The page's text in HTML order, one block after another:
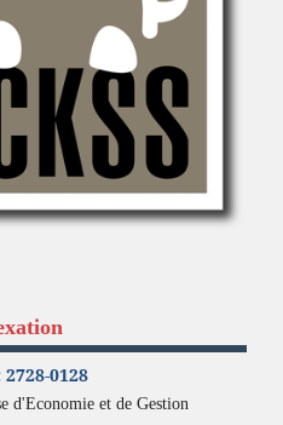
2728-0128
d'Economie et de Gestion